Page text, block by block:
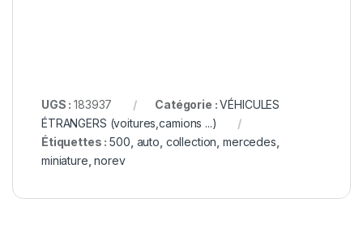
UGS :183937 Catégorie :VÉHICULES
ÉTRANGERS (voitures,camions ...)
Étiquettes :500 auto collection ,mercedes
miniature ,norev